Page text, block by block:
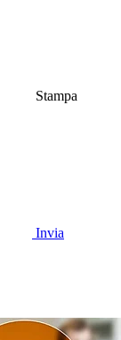
Stampa
Invia